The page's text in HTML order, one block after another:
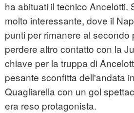
ha abituati il tecnico Ancelotti.
molto interessante, dove il
punti per rimanere al secondo
perdere altro contatto con la
chiave per la truppa di
pesante sconfitta dell'andata
Quagliarella con un gol
era reso protagonista.